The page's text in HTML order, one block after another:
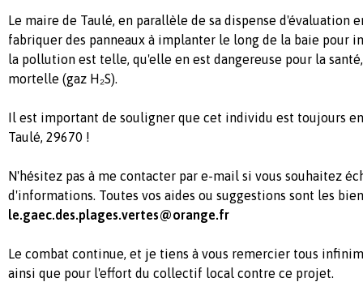
Le maire de Taulé, en parallèle de sa dispense d'évaluation
fabriquer des panneaux à implanter le long de la baie pour
la pollution est telle, qu'elle en est dangereuse pour la
mortelle (gaz H₂S).
Il est important de souligner que cet individu est toujours
Taulé, 29670 !
N'hésitez pas à me contacter par e-mail si vous souhaitez
d'informations. Toutes vos aides ou suggestions sont les
le.gaec.des.plages.vertes@orange.fr
Le combat continue, et je tiens à vous remercier tous
ainsi que pour l'effort du collectif local contre ce projet.